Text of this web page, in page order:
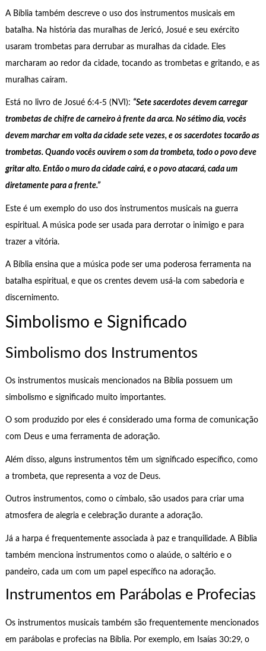
A Bíblia também descreve o uso dos instrumentos musicais em
batalha. Na história das muralhas de Jericó, Josué e seu exército
usaram trombetas para derrubar as muralhas da cidade. Eles
marcharam ao redor da cidade, tocando as trombetas e gritando, e as
muralhas caíram.
Está no livro de Josué 6:4-5 (NVI): “Sete sacerdotes devem carregar
trombetas de chifre de carneiro à frente da arca. No sétimo dia, vocês
devem marchar em volta da cidade sete vezes, e os sacerdotes tocarão as
trombetas. Quando vocês ouvirem o som da trombeta, todo o povo deve
gritar alto. Então o muro da cidade cairá, e o povo atacará, cada um
diretamente para a frente.”
Este é um exemplo do uso dos instrumentos musicais na guerra
espiritual. A música pode ser usada para derrotar o inimigo e para
trazer a vitória.
A Bíblia ensina que a música pode ser uma poderosa ferramenta na
batalha espiritual, e que os crentes devem usá-la com sabedoria e
discernimento.
Simbolismo e Significado
Simbolismo dos Instrumentos
Os instrumentos musicais mencionados na Bíblia possuem um
simbolismo e significado muito importantes.
O som produzido por eles é considerado uma forma de comunicação
com Deus e uma ferramenta de adoração.
Além disso, alguns instrumentos têm um significado específico, como
a trombeta, que representa a voz de Deus.
Outros instrumentos, como o címbalo, são usados para criar uma
atmosfera de alegria e celebração durante a adoração.
Já a harpa é frequentemente associada à paz e tranquilidade. A Bíblia
também menciona instrumentos como o alaúde, o saltério e o
pandeiro, cada um com um papel específico na adoração.
Instrumentos em Parábolas e Profecias
Os instrumentos musicais também são frequentemente mencionados
em parábolas e profecias na Bíblia. Por exemplo, em Isaías 30:29, o